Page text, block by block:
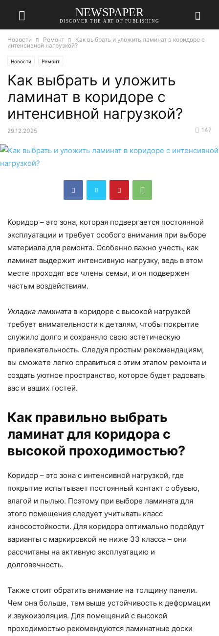
NEWSPAPER
DISCOVER THE ART OF PUBLISHING
Новости Ремонт
Как выбрать и уложить ламинат в коридоре с
интенсивной нагрузкой?
Новости Ремонт
Как выбрать и уложить
ламинат в коридоре с
интенсивной нагрузкой?
29.12.2025 147
Коридор – это зона, которая подвергается постоянной
эксплуатации и требует особого внимания при выборе
материала для ремонта. Особенно важно учесть, как
ламинат выдержит интенсивную нагрузку, ведь в этом
месте проходят все члены семьи, и он подвержен
частым воздействиям.
Укладка ламината в коридоре с высокой нагрузкой
требует внимательности к деталям, чтобы покрытие
служило долго и сохраняло свою эстетическую
привлекательность. Следуя простым рекомендациям,
вы сможете легко справиться с этим этапом ремонта и
создать уютное пространство, которое будет радовать
вас и ваших гостей.
Как правильно выбрать
ламинат для коридора с
высокой проходимостью?
Коридор – это зона с интенсивной нагрузкой, где
покрытие испытывает постоянный контакт с обувью,
влагой и пылью. Поэтому при выборе ламината для
этого помещения следует учитывать класс
износостойкости. Для коридора оптимально подойдут
варианты с маркировкой не ниже 33 класса – они
рассчитаны на активную эксплуатацию и
долговечность.
Также стоит обратить внимание на толщину панели.
Чем она больше, тем выше устойчивость к деформации
и звукоизоляция. Для помещений с высокой
проходимостью рекомендуются ламинатные доски